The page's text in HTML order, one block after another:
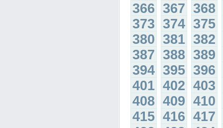
366 367 368
373 374 375
380 381 382
387 388 389
394 395 396
401 402 403
408 409 410
415 416 417